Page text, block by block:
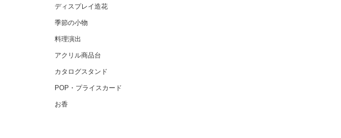
ディスプレイ造花
季節の小物
料理演出
アクリル商品台
カタログスタンド
POP・プライスカード
お香